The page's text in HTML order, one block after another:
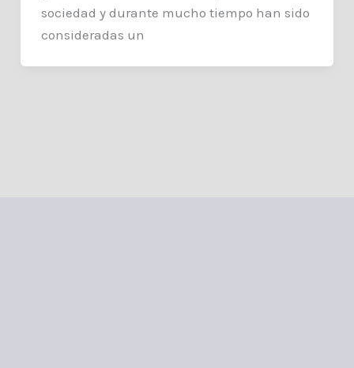
sociedad y durante mucho tiempo han sido
consideradas un